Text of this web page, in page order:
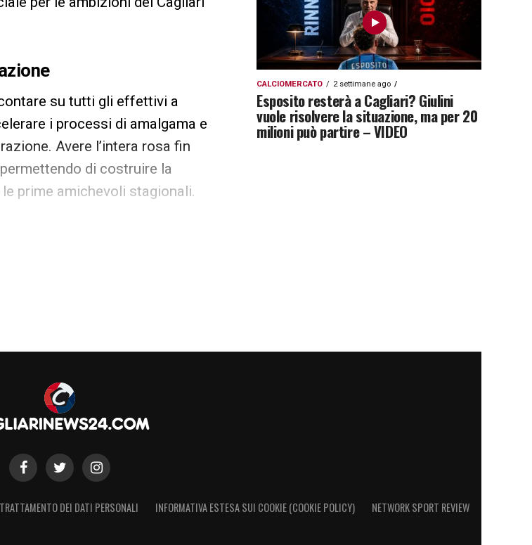
su tutti gli effettivi a
i processi di amalgama e
Avere l’intera rosa fin
di costruire la
prime amichevoli stagionali.
con dedizione e
CALCIOMERCATO 2 settimane ago
Esposito resterà a Cagliari? Giulini
vuole risolvere la situazione, ma per 20
milioni può partire – VIDEO
DEI DATI PERSONALI INFORMATIVA ESTESA SUI COOKIE (COOKIE POLICY) NETWORK SPORT REVIEW